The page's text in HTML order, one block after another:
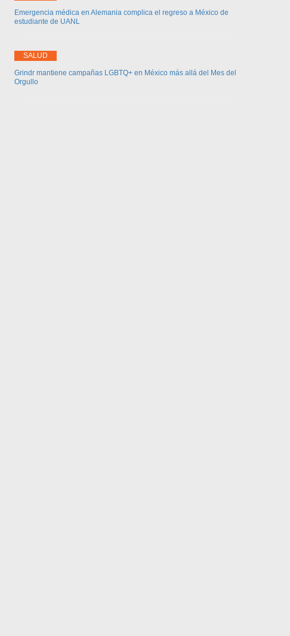
Emergencia médica en Alemania complica el regreso a México de
estudiante de UANL
SALUD
Grindr mantiene campañas LGBTQ+ en México más allá del Mes del
Orgullo